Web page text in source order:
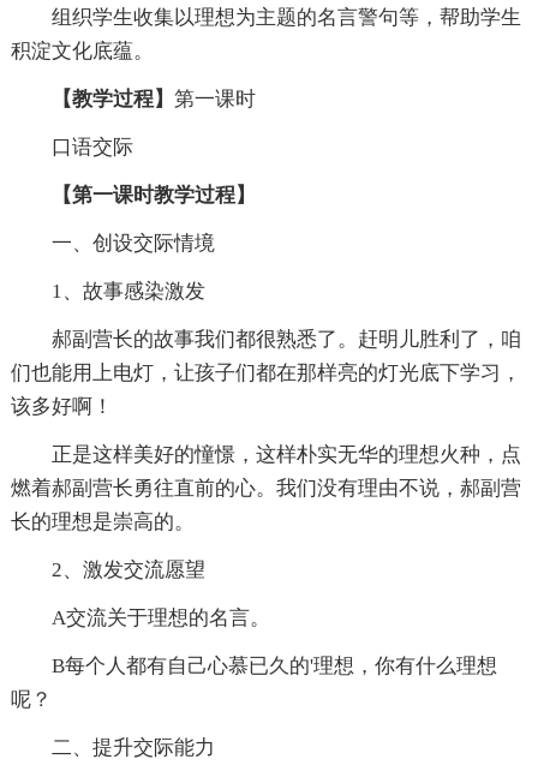
组织学生收集以理想为主题的名言警句等，帮助学生
积淀文化底蕴。
【教学过程】 第一课时
口语交际
【第一课时教学过程】
一、创设交际情境
1、故事感染激发
郝副营长的故事我们都很熟悉了。赶明儿胜利了，咱
们也能用上电灯，让孩子们都在那样亮的灯光底下学习，
该多好啊！
正是这样美好的憧憬，这样朴实无华的理想火种，点
燃着郝副营长勇往直前的心。我们没有理由不说，郝副营
长的理想是崇高的。
2、激发交流愿望
A交流关于理想的名言。
B每个人都有自己心慕已久的'理想，你有什么理想
呢？
二、提升交际能力